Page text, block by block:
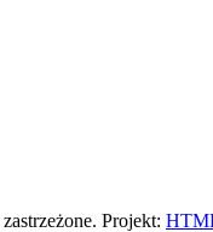
Projekt: